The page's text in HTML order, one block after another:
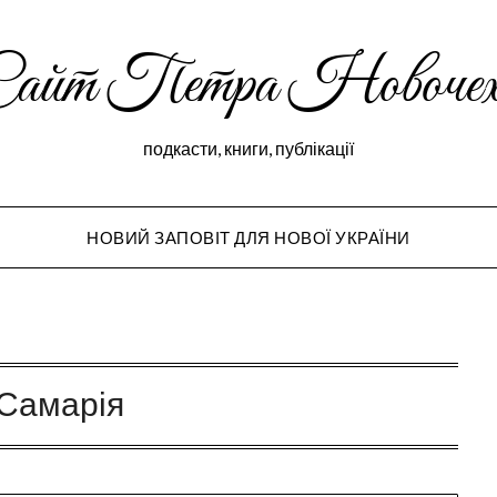
Петра
подкасти, книги, публікації
НОВИЙ ЗАПОВІТ ДЛЯ НОВОЇ УКРАЇНИ